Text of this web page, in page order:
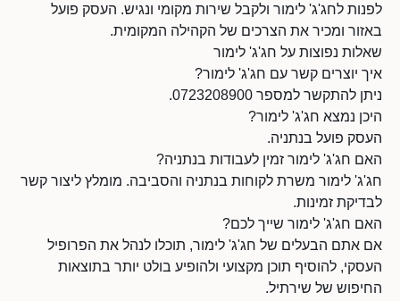
לפנות לחג'ג' לימור ולקבל שירות מקומי ונגיש. העסק פועל
באזור ומכיר את הצרכים של הקהילה המקומית.
שאלות נפוצות על חג'ג' לימור
איך יוצרים קשר עם חג'ג' לימור?
ניתן להתקשר למספר 0723208900.
היכן נמצא חג'ג' לימור?
העסק פועל בנתניה.
האם חג'ג' לימור זמין לעבודות בנתניה?
חג'ג' לימור משרת לקוחות בנתניה והסביבה. מומלץ ליצור קשר
לבדיקת זמינות.
האם חג'ג' לימור שייך לכם?
אם אתם הבעלים של חג'ג' לימור, תוכלו לנהל את הפרופיל
העסקי, להוסיף תוכן מקצועי ולהופיע בולט יותר בתוצאות
החיפוש של שירתיל.